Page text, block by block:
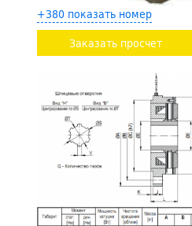
+380 показать номер
Заказать просчет